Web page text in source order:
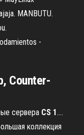
MANBUTU.
-
Counter-
сервера CS 1.…
коллекция